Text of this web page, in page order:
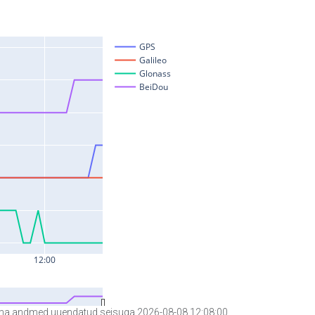
andmed uuendatud seisuga 2026-08-08 12:08:00